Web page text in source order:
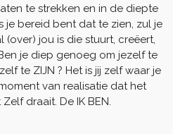
te strekken en in de diepte
je bereid bent dat te zien, zul je
jou is die stuurt, creëert,
je diep genoeg om jezelf te
te ZIJN ? Het is jij zelf waar je
van realisatie dat het
draait. De IK BEN.